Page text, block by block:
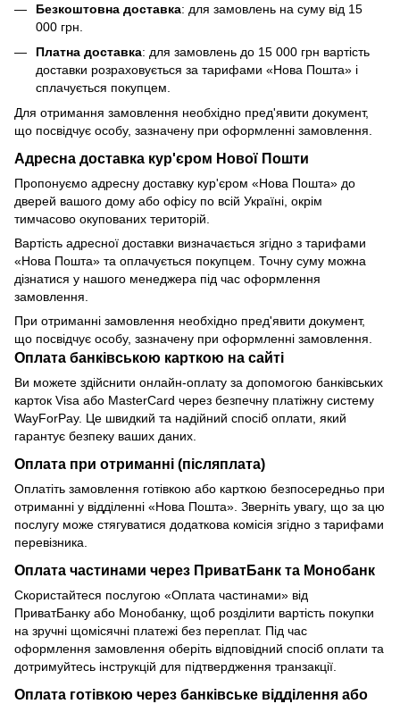
Безкоштовна доставка: для замовлень на суму від 15
000 грн.
Платна доставка: для замовлень до 15 000 грн вартість
доставки розраховується за тарифами «Нова Пошта» і
сплачується покупцем.
Для отримання замовлення необхідно пред'явити документ,
що посвідчує особу, зазначену при оформленні замовлення.
Адресна доставка кур'єром Нової Пошти
Пропонуємо адресну доставку кур'єром «Нова Пошта» до
дверей вашого дому або офісу по всій Україні, окрім
тимчасово окупованих територій.
Вартість адресної доставки визначається згідно з тарифами
«Нова Пошта» та оплачується покупцем. Точну суму можна
дізнатися у нашого менеджера під час оформлення
замовлення.
При отриманні замовлення необхідно пред'явити документ,
що посвідчує особу, зазначену при оформленні замовлення.
Оплата банківською карткою на сайті
Ви можете здійснити онлайн-оплату за допомогою банківських
карток Visa або MasterCard через безпечну платіжну систему
WayForPay. Це швидкий та надійний спосіб оплати, який
гарантує безпеку ваших даних.
Оплата при отриманні (післяплата)
Оплатіть замовлення готівкою або карткою безпосередньо при
отриманні у відділенні «Нова Пошта». Зверніть увагу, що за цю
послугу може стягуватися додаткова комісія згідно з тарифами
перевізника.
Оплата частинами через ПриватБанк та Монобанк
Скористайтеся послугою «Оплата частинами» від
ПриватБанку або Монобанку, щоб розділити вартість покупки
на зручні щомісячні платежі без переплат. Під час
оформлення замовлення оберіть відповідний спосіб оплати та
дотримуйтесь інструкцій для підтвердження транзакції.
Оплата готівкою через банківське відділення або